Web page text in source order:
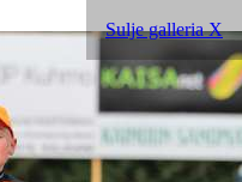
Sulje galleria X